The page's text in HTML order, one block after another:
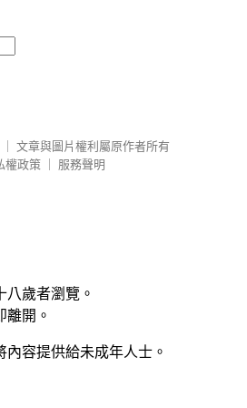
文章與圖片權利屬原作者所有
權政策
服務聲明
八歲者瀏覽。
離開。
容提供給未成年人士。